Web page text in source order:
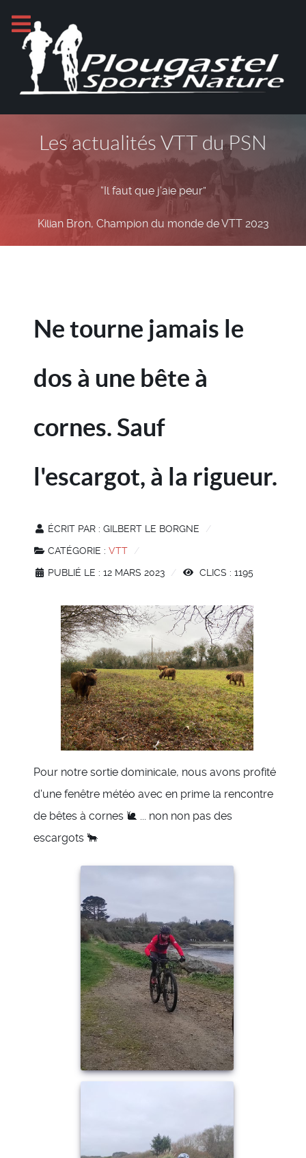
Les actualités VTT du PSN
“Il faut que j'aie peur”
Kilian Bron, Champion du monde de VTT 2023
Ne tourne jamais le
dos à une bête à
cornes. Sauf
l'escargot, à la rigueur.
ÉCRIT PAR : GILBERT LE BORGNE
CATÉGORIE : VTT
PUBLIÉ LE : 12 MARS 2023
CLICS : 1195
Pour notre sortie dominicale, nous avons profité
d'une fenêtre météo avec en prime la rencontre
de bêtes à cornes 🐌 ... non non pas des
escargots 🐂